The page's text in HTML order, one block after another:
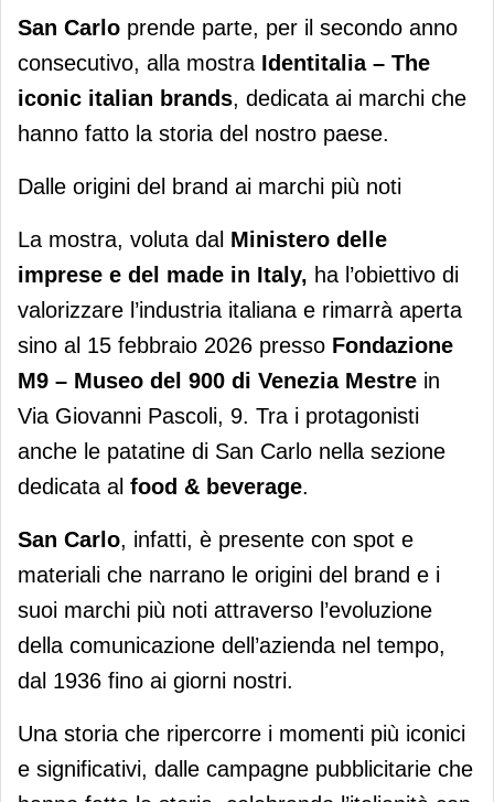
San Carlo protagonista di Identitalia,
la mostra dedicata ai marchi storici
italiani
San Carlo prende parte, per il secondo anno
consecutivo, alla mostra Identitalia – The
iconic italian brands, dedicata ai marchi che
hanno fatto la storia del nostro paese.
Dalle origini del brand ai marchi più noti
La mostra, voluta dal Ministero delle
imprese e del made in Italy, ha l’obiettivo di
valorizzare l’industria italiana e rimarrà aperta
sino al 15 febbraio 2026 presso Fondazione
M9 – Museo del 900 di Venezia Mestre in
Via Giovanni Pascoli, 9. Tra i protagonisti
anche le patatine di San Carlo nella sezione
dedicata al food & beverage.
San Carlo, infatti, è presente con spot e
materiali che narrano le origini del brand e i
suoi marchi più noti attraverso l’evoluzione
della comunicazione dell’azienda nel tempo,
dal 1936 fino ai giorni nostri.
Una storia che ripercorre i momenti più iconici
e significativi, dalle campagne pubblicitarie che